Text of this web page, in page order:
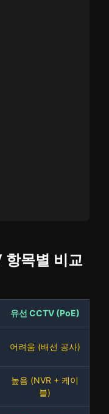
항목별 비교
유선 CCTV (PoE)
어려움 (배선 공사)
높음 (NVR + 케이
블)